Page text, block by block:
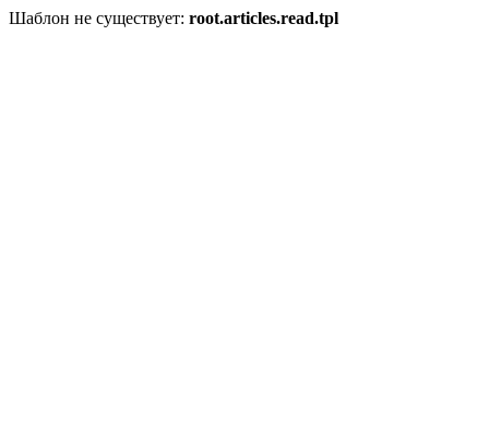
Шаблон не существует: root.articles.read.tpl